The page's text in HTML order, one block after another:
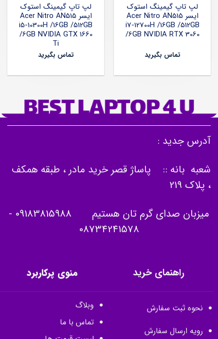
لپ تاپ گیمینگ استوک
ایسر Acer Nitro AN515
i7-12700H /16GB /512GB
/6GB NVIDIA RTX 3060
تماس بگیرید
لپ تاپ گیمینگ استوک
ایسر Acer Nitro AN515
i5-10300H /16GB /512GB
/6GB NVIDIA GTX 1660
Ti
تماس بگیرید
آدرس جدید :
شعبه بانه :: پاساژ قصر خرید مادر ، طبقه همکف
، پلاک 219
میزبان صدای گرم تان هستیم 09183815988
-
08734241578
راهنمای خرید
نحوه ثبت سفارش
رویه ارسال سفارش
منوی پرکاربرد
وبلاگ
تماس با ما